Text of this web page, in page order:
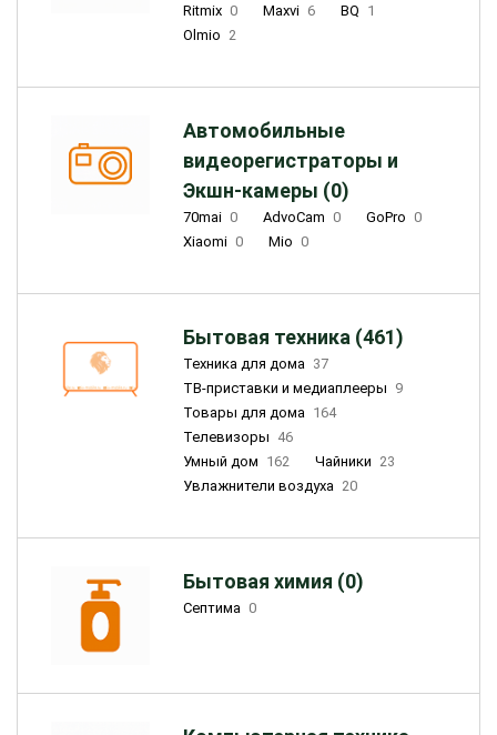
Ritmix 0 Maxvi 6 BQ 1
Olmio 2
Автомобильные
видеорегистраторы и
Экшн-камеры (0)
70mai 0 AdvoCam 0 GoPro 0
Xiaomi 0 Mio 0
Бытовая техника (461)
Техника для дома 37
ТВ-приставки и медиаплееры 9
Товары для дома 164
Телевизоры 46
Умный дом 162 Чайники 23
Увлажнители воздуха 20
Бытовая химия (0)
Септима 0